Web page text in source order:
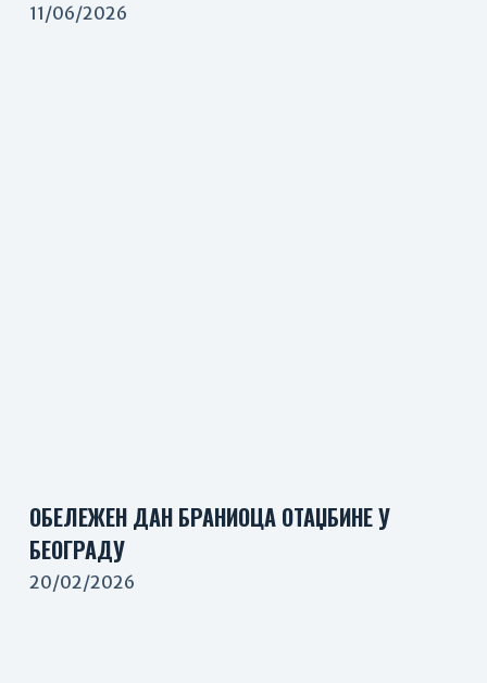
11/06/2026
ОБЕЛЕЖЕН ДАН БРАНИОЦА ОТАЏБИНЕ У
БЕОГРАДУ
20/02/2026